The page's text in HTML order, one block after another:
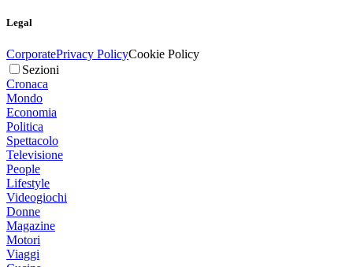
Legal
CorporatePrivacy PolicyCookie Policy
Sezioni
Cronaca
Mondo
Economia
Politica
Spettacolo
Televisione
People
Lifestyle
Videogiochi
Donne
Magazine
Motori
Viaggi